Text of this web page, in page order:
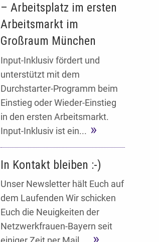
– Arbeitsplatz im ersten
Arbeitsmarkt im
Großraum München
Input-Inklusiv fördert und
unterstützt mit dem
Durchstarter-Programm beim
Einstieg oder Wieder-Einstieg
in den ersten Arbeitsmarkt.
Input-Inklusiv ist ein...
In Kontakt bleiben :-)
Unser Newsletter hält Euch auf
dem Laufenden Wir schicken
Euch die Neuigkeiten der
Netzwerkfrauen-Bayern seit